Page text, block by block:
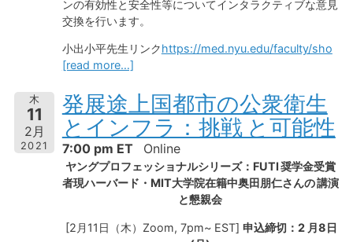
ンの有効性と安全性等についてインタラクティブな意見
交換を行います。
小出小平先生リンクhttps://med.nyu.edu/faculty/sho
[read more…]
木
11
2月
2021
発展途上国都市の公衆衛生
とインフラ：挑戦 と可能性
7:00 pm ET Online
ヤングプロフェッショナルシリーズ： FUTI奨学金受賞
者現ハーバード・ MIT大学院在籍中奥田朋仁さんの講演
と懇親会
[2月11日（木）Zoom, 7pm~ EST]申込締切：2 月8日